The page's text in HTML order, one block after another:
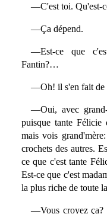
—C'est toi. Qu'est-
—Ça dépend.
—Est-ce que
Fantin?…
—Oh! il s'en fait de
—Oui, avec
puisque tante Félicie
mais vois
crochets des autres.
ce que c'est tante
Est-ce que c'est
la plus riche de toute
—Vous croyez ça?